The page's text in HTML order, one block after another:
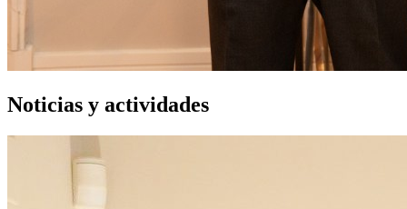
Noticias y actividades